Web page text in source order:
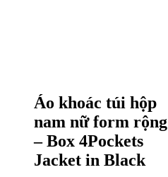
Áo khoác túi hộp
nam nữ form rộng
– Box 4Pockets
Jacket in Black